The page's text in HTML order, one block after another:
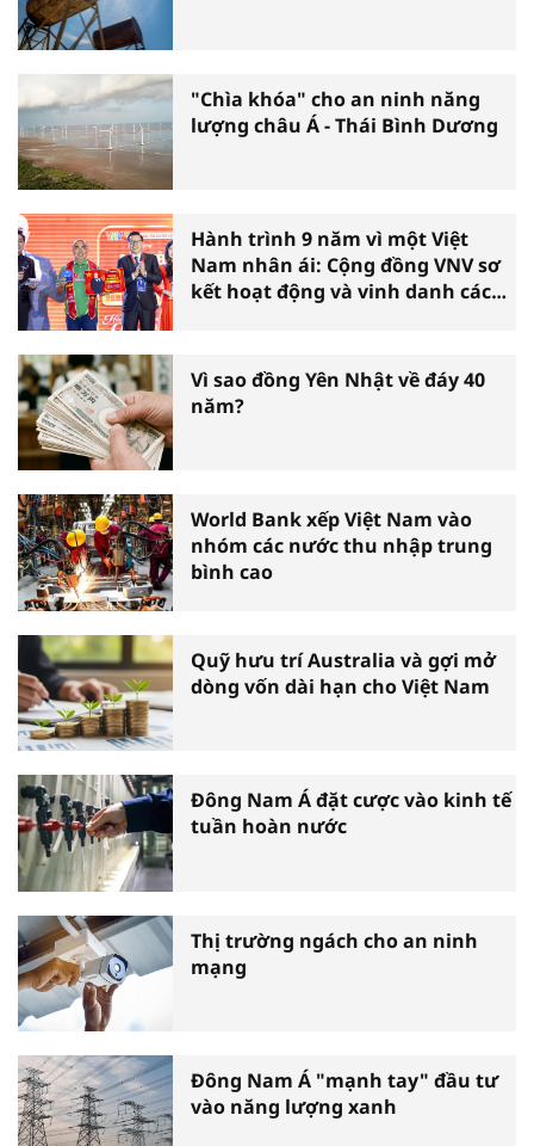
"Chìa khóa" cho an ninh năng
lượng châu Á - Thái Bình Dương
Hành trình 9 năm vì một Việt
Nam nhân ái: Cộng đồng VNV sơ
kết hoạt động và vinh danh các
Vì sao đồng Yên Nhật về đáy 40
năm?
World Bank xếp Việt Nam vào
nhóm các nước thu nhập trung
bình cao
Quỹ hưu trí Australia và gợi mở
dòng vốn dài hạn cho Việt Nam
Đông Nam Á đặt cược vào kinh tế
tuần hoàn nước
Thị trường ngách cho an ninh
mạng
Đông Nam Á "mạnh tay" đầu tư
vào năng lượng xanh